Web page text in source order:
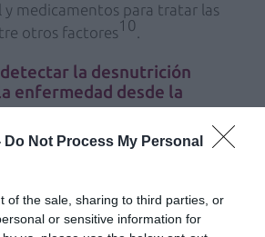
Do Not Process My Personal
of the sale, sharing to third parties, or
or sensitive information for
medicamentos para tratar las
otros factores10
detectar la desnutrición
enfermedad desde la
la farmacia comunitaria
de ventajas que la posicionan en